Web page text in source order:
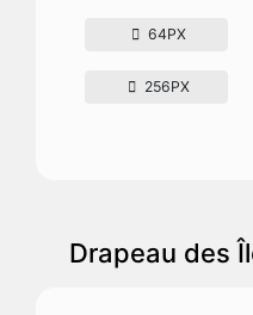
64PX
256PX
Drapeau des